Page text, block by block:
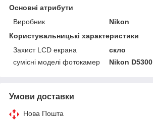
Основні атрибути
Виробник
Nikon
Користувальницькі характеристики
Захист LCD екрана
скло
сумісні моделі фотокамер
Nikon D5300
Умови доставки
Нова Пошта